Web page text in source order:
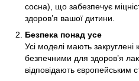
сосна), що забезпечує
здоров’я вашої дитини.
Безпека понад усе
Усі моделі мають закруглені
безпечними для здоров’я
відповідають європейським